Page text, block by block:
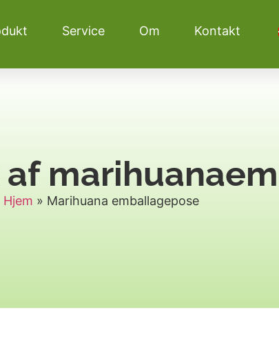
Service Om Kontakt
Hjem » Marihuana emballagepose